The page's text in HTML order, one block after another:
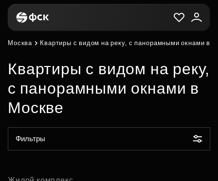
Москва Квартиры с видом на реку, с панорамными окнами в
Квартиры с видом на реку,
с панорамными окнами в
Москве
Фильтры